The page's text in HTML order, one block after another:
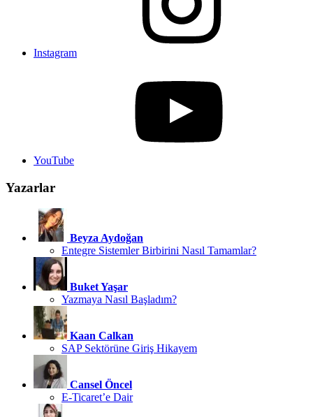
Instagram
YouTube
Yazarlar
Beyza Aydoğan
Entegre Sistemler Birbirini Nasıl Tamamlar?
Buket Yaşar
Yazmaya Nasıl Başladım?
Kaan Calkan
SAP Sektörüne Giriş Hikayem
Cansel Öncel
E-Ticaret’e Dair